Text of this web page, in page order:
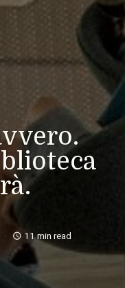
access_time 11 min read